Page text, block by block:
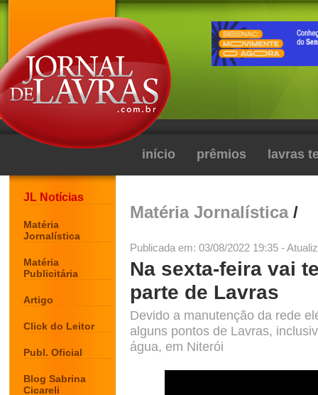
início prêmios lavras
JL Notícias
Matéria
Jornalística
Matéria
Publicitária
Artigo
Click do Leitor
Publ. Oficial
Blog Sabrina
Cicareli
Matéria Jornalística/
Publicada em: 03/08/2022 19:35 -
Na sexta-feira vai
parte de Lavras
Devido a manutenção da rede
alguns pontos de Lavras,
água, em Niterói